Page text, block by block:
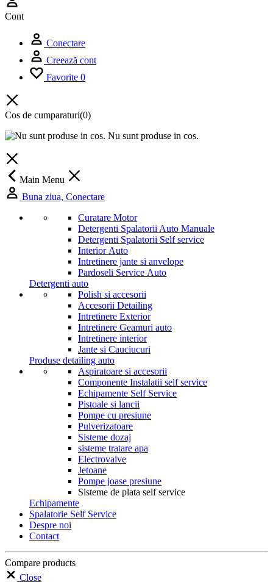
Cont
Conectare
Creează cont
Favorite 0
Cos de cumparaturi(0)
Nu sunt produse in cos.
Main Menu
Buna ziua, Conectare
Curatare Motor
Detergenti Spalatorii Auto Manuale
Detergenti Spalatorii Self service
Interior Auto
Intretinere jante si anvelope
Pardoseli Service Auto
Detergenti auto
Polish si accesorii
Accesorii Detailing
Intretinere Exterior
Intretinere Geamuri auto
Intretinere interior
Jante si Cauciucuri
Produse detailing auto
Aspiratoare si accesorii
Componente Instalatii self service
Echipamente Self Service
Pistoale si lancii
Pompe cu presiune
Pulverizatoare
Sisteme dozaj
sisteme tratare apa
Electrovalve
Jetoane
Pompe joase presiune
Sisteme de plata self service
Echipamente
Spalatorie Self Service
Despre noi
Contact
Compare products
Close